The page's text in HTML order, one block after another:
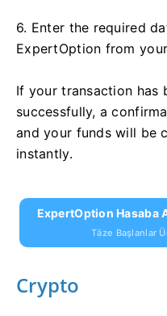
6. Enter the required
ExpertOption from
If your transaction has
successfully, a
and your funds will be
instantly.
ExpertOption Hasaba
Täze Başlanlar
Crypto